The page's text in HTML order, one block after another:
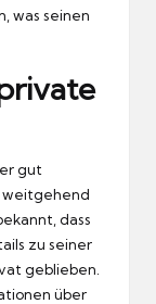
was seinen
gut
weitgehend
dass
zu seiner
geblieben.
über